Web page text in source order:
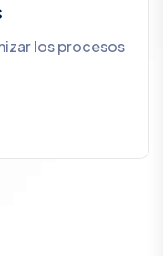
los procesos